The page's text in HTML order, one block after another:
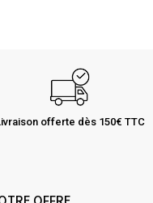
offerte dès 150€ TTC